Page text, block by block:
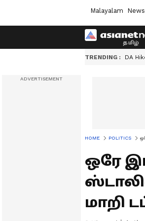
Malayalam
TRENDING : DA
HOME POLITICS
ஒரே
மாறி